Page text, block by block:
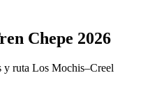
Chepe 2026
y ruta Los Mochis–Creel